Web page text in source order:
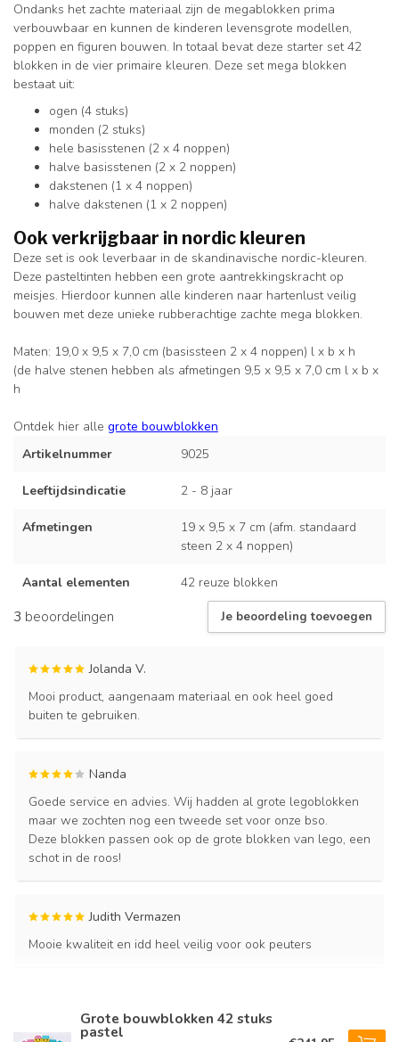
Ondanks het zachte materiaal zijn de megablokken prima
verbouwbaar en kunnen de kinderen levensgrote modellen,
poppen en figuren bouwen. In totaal bevat deze starter set 42
blokken in de vier primaire kleuren. Deze set mega blokken
bestaat uit:
ogen (4 stuks)
monden (2 stuks)
hele basisstenen (2 x 4 noppen)
halve basisstenen (2 x 2 noppen)
dakstenen (1 x 4 noppen)
halve dakstenen (1 x 2 noppen)
Ook verkrijgbaar in nordic kleuren
Deze set is ook leverbaar in de skandinavische nordic-kleuren.
Deze pasteltinten hebben een grote aantrekkingskracht op
meisjes. Hierdoor kunnen alle kinderen naar hartenlust veilig
bouwen met deze unieke rubberachtige zachte mega blokken.
Maten: 19,0 x 9,5 x 7,0 cm (basissteen 2 x 4 noppen) l x b x h
(de halve stenen hebben als afmetingen 9,5 x 9,5 x 7,0 cm l x b x
h
Ontdek hier alle grote bouwblokken
Artikelnummer
9025
Leeftijdsindicatie 2 - 8 jaar
Afmetingen
19 x 9,5 x 7 cm (afm. standaard
steen 2 x 4 noppen)
Aantal elementen 42 reuze blokken
3 beoordelingen Je beoordeling toevoegen
Jolanda V.
Mooi product, aangenaam materiaal en ook heel goed
buiten te gebruiken.
Nanda
Goede service en advies. Wij hadden al grote legoblokken
maar we zochten nog een tweede set voor onze bso.
Deze blokken passen ook op de grote blokken van lego, een
schot in de roos!
Judith Vermazen
Mooie kwaliteit en idd heel veilig voor ook peuters
Grote bouwblokken 42 stuks
pastel